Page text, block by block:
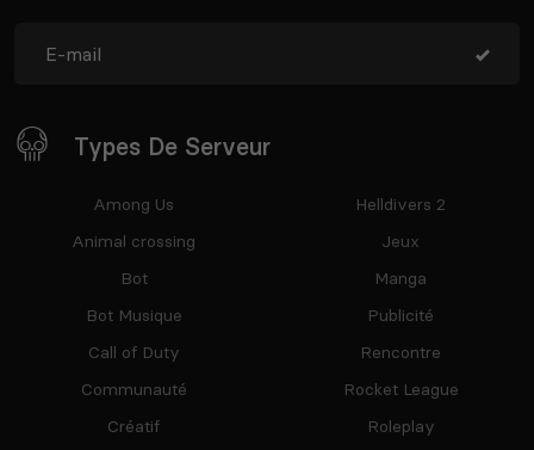
Types De Serveur
Among Us
Animal crossing
Bot
Bot Musique
Call of Duty
Communauté
Créatif
Helldivers 2
Jeux
Manga
Publicité
Rencontre
Rocket League
Roleplay